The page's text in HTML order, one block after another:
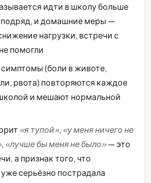
идти в школу больше
подряд, и домашние меры —
нагрузки, встречи с
помогли
(боли в животе,
рвота) повторяются каждое
и мешают нормальной
«я тупой», «у меня ничего не
, «лучше бы меня не было»— это
а признак того, что
серьёзно пострадала